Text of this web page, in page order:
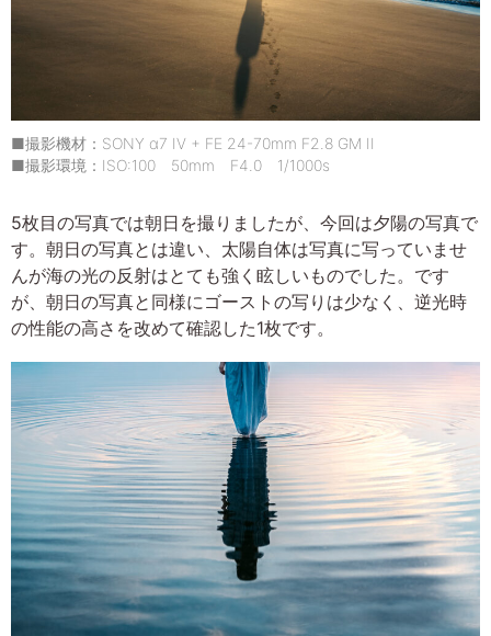
■撮影機材：SONY α7 IV + FE 24-70mm F2.8 GM II
■撮影環境：ISO:100 50mm F4.0 1/1000s
5枚目の写真では朝日を撮りましたが、今回は夕陽の写真で
す。朝日の写真とは違い、太陽自体は写真に写っていませ
んが海の光の反射はとても強く眩しいものでした。です
が、朝日の写真と同様にゴーストの写りは少なく、逆光時
の性能の高さを改めて確認した1枚です。